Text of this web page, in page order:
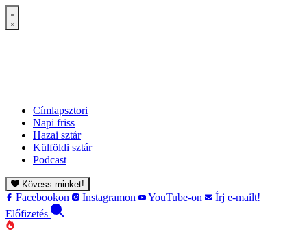
Címlapsztori
Napi friss
Hazai sztár
Külföldi sztár
Podcast
Kövess minket!
Facebookon Instagramon YouTube-on
Írj e-mailt!
Előfizetés